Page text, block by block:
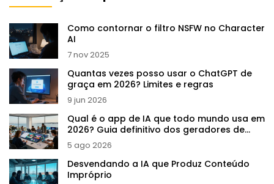
Como contornar o filtro NSFW no Character
AI
7 nov 2025
Quantas vezes posso usar o ChatGPT de
graça em 2026? Limites e regras
9 jun 2026
Qual é o app de IA que todo mundo usa em
2026? Guia definitivo dos geradores de
imagem
5 ago 2026
Desvendando a IA que Produz Conteúdo
Impróprio